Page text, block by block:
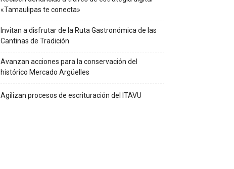
«Tamaulipas te conecta»
Invitan a disfrutar de la Ruta Gastronómica de las
Cantinas de Tradición
Avanzan acciones para la conservación del
histórico Mercado Argüelles
Agilizan procesos de escrituración del ITAVU